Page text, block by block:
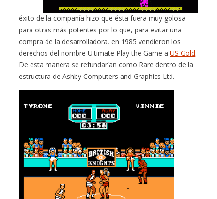
éxito de la compañía hizo que ésta fuera muy golosa
para otras más potentes por lo que, para evitar una
compra de la desarrolladora, en 1985 vendieron los
derechos del nombre Ultimate Play the Game aUS Gold.
De esta manera se refundarían como Rare dentro de la
estructura de Ashby Computers and Graphics Ltd.